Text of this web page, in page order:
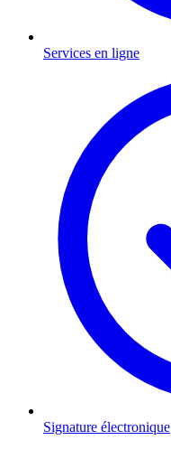
Services en ligne
Signature électronique